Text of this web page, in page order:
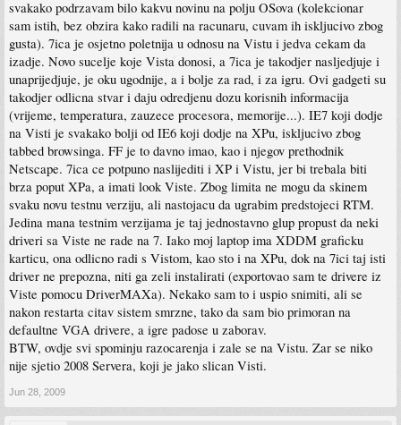
svakako podrzavam bilo kakvu novinu na polju OSova (kolekcionar
sam istih, bez obzira kako radili na racunaru, cuvam ih iskljucivo zbog
gusta). 7ica je osjetno poletnija u odnosu na Vistu i jedva cekam da
izadje. Novo sucelje koje Vista donosi, a 7ica je takodjer nasljedjuje i
unaprijedjuje, je oku ugodnije, a i bolje za rad, i za igru. Ovi gadgeti su
takodjer odlicna stvar i daju odredjenu dozu korisnih informacija
(vrijeme, temperatura, zauzece procesora, memorije...). IE7 koji dodje
na Visti je svakako bolji od IE6 koji dodje na XPu, iskljucivo zbog
tabbed browsinga. FF je to davno imao, kao i njegov prethodnik
Netscape. 7ica ce potpuno naslijediti i XP i Vistu, jer bi trebala biti
brza poput XPa, a imati look Viste. Zbog limita ne mogu da skinem
svaku novu testnu verziju, ali nastojacu da ugrabim predstojeci RTM.
Jedina mana testnim verzijama je taj jednostavno glup propust da neki
driveri sa Viste ne rade na 7. Iako moj laptop ima XDDM graficku
karticu, ona odlicno radi s Vistom, kao sto i na XPu, dok na 7ici taj isti
driver ne prepozna, niti ga zeli instalirati (exportovao sam te drivere iz
Viste pomocu DriverMAXa). Nekako sam to i uspio snimiti, ali se
nakon restarta citav sistem smrzne, tako da sam bio primoran na
defaultne VGA drivere, a igre padose u zaborav.
BTW, ovdje svi spominju razocarenja i zale se na Vistu. Zar se niko
nije sjetio 2008 Servera, koji je jako slican Visti.
Jun 28, 2009